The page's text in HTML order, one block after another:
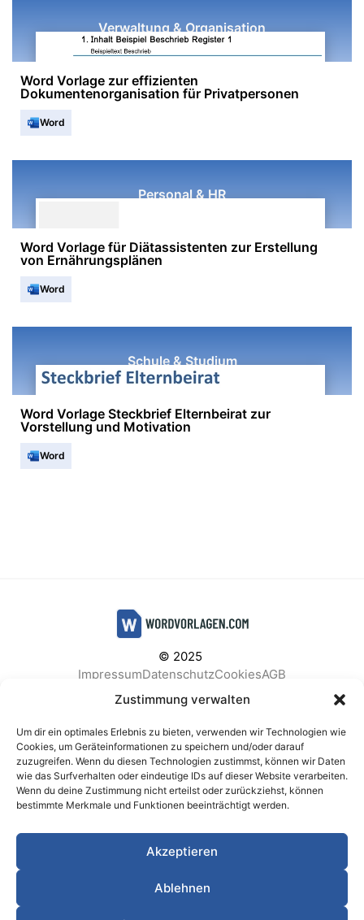
Zustimmung verwalten
Um dir ein optimales Erlebnis zu bieten, verwenden wir Technologien wie
Cookies, um Geräteinformationen zu speichern und/oder darauf
zuzugreifen. Wenn du diesen Technologien zustimmst, können wir Daten
wie das Surfverhalten oder eindeutige IDs auf dieser Website verarbeiten.
Wenn du deine Zustimmung nicht erteilst oder zurückziehst, können
bestimmte Merkmale und Funktionen beeinträchtigt werden.
Akzeptieren
Ablehnen
Verwaltung & Organisation
Word Vorlage zur effizienten
Dokumentenorganisation für Privatpersonen
Word
Personal & HR
Word Vorlage für Diätassistenten zur Erstellung
von Ernährungsplänen
Word
Schule & Studium
Word Vorlage Steckbrief Elternbeirat zur
Vorstellung und Motivation
Word
© 2025
ImpressumDatenschutzCookiesAGB
Facebook
Instagram
BELIEBTE KATEGORIEN
Berichte & Analysen Business
Einkauf & Beschaffung
Gesundheit & Vorsorge